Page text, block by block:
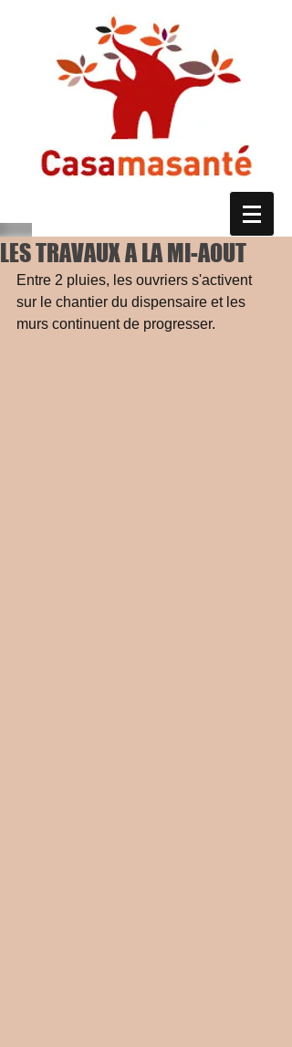
LES TRAVAUX A LA MI-AOUT
Entre 2 pluies, les ouvriers s'activent
sur le chantier du dispensaire et les
murs continuent de progresser.